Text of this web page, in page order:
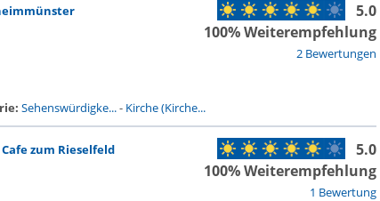
2 Bewertungen
5.0
100% Weiterempfehlung
Sehenswürdigke...- Kirche (Kirche...
zum Rieselfeld
1 Bewertung
5.0
100% Weiterempfehlung